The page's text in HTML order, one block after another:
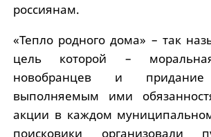
россиянам.
«Тепло родного дома» – так
цель которой –
новобранцев и придание
выполняемым ими
акции в каждом
поисковики организовали